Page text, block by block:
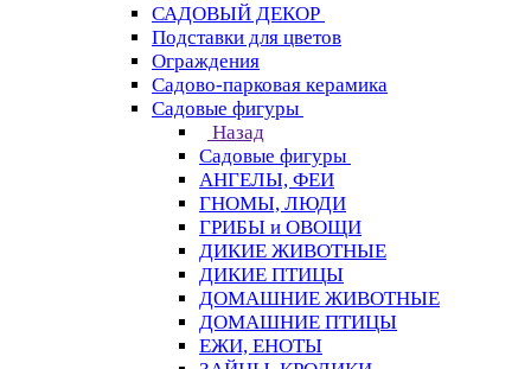
САДОВЫЙ ДЕКОР
Подставки для цветов
Ограждения
Садово-парковая керамика
Садовые фигуры
Назад
Садовые фигуры
АНГЕЛЫ, ФЕИ
ГНОМЫ, ЛЮДИ
ГРИБЫ и ОВОЩИ
ДИКИЕ ЖИВОТНЫЕ
ДИКИЕ ПТИЦЫ
ДОМАШНИЕ ЖИВОТНЫЕ
ДОМАШНИЕ ПТИЦЫ
ЕЖИ, ЕНОТЫ